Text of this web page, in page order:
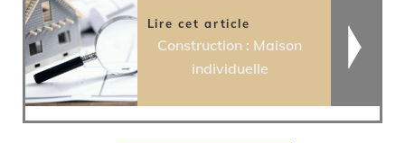
Lire cet article
Construction : Maison
individuelle